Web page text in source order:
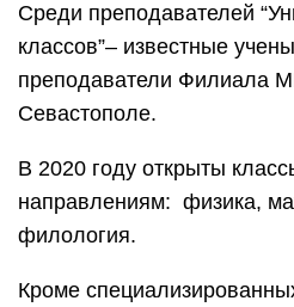
Среди преподавателей
классов”– известные
преподаватели Филиала
Севастополе.
В 2020 году открыты
направлениям: физика,
филология.
Кроме